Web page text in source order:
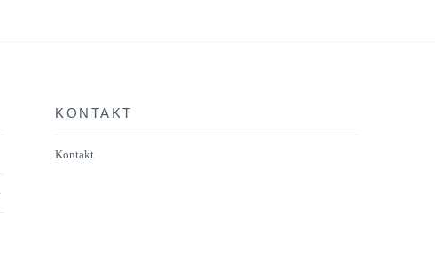
KONTAKT
Kontakt